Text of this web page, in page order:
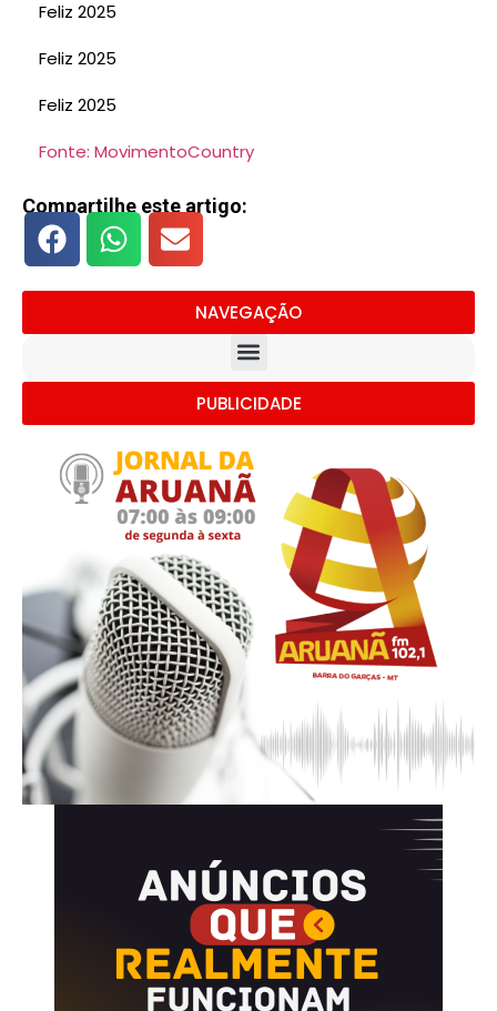
Feliz 2025
Feliz 2025
Feliz 2025
Fonte: MovimentoCountry
Compartilhe este artigo:
NAVEGAÇÃO
PUBLICIDADE